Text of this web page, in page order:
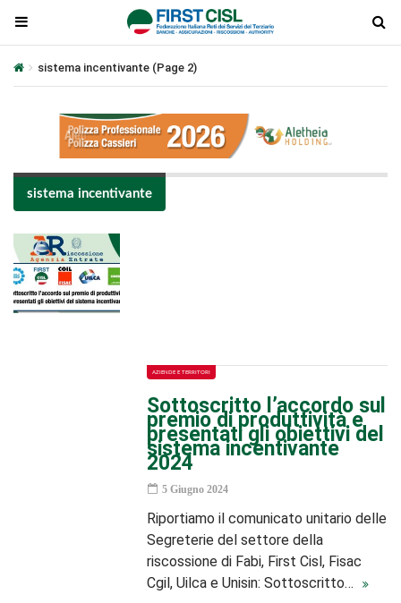
sistema incentivante (Page 2)
sistema incentivante
AZIENDE E TERRITORI
Sottoscritto l’accordo sul
premio di produttività e
presentati gli obiettivi del
sistema incentivante
2024
5 Giugno 2024
Riportiamo il comunicato unitario delle
Segreterie del settore della
riscossione di Fabi, First Cisl, Fisac
Cgil, Uilca e Unisin: Sottoscritto…